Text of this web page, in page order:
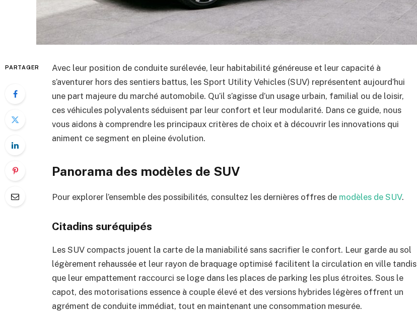
PARTAGER
Avec leur position de conduite surélevée, leur habitabilité généreuse et leur capacité à
s’aventurer hors des sentiers battus, les Sport Utility Vehicles (SUV) représentent aujourd’hui
une part majeure du marché automobile. Qu’il s’agisse d’un usage urbain, familial ou de loisir,
ces véhicules polyvalents séduisent par leur confort et leur modularité. Dans ce guide, nous
vous aidons à comprendre les principaux critères de choix et à découvrir les innovations qui
animent ce segment en pleine évolution.
Panorama des modèles de SUV
Pour explorer l’ensemble des possibilités, consultez les dernières offres de modèles de SUV.
Citadins suréquipés
Les SUV compacts jouent la carte de la maniabilité sans sacrifier le confort. Leur garde au sol
légèrement rehaussée et leur rayon de braquage optimisé facilitent la circulation en ville tandis
que leur empattement raccourci se loge dans les places de parking les plus étroites. Sous le
capot, des motorisations essence à couple élevé et des versions hybrides légères offrent un
agrément de conduite immédiat, tout en maintenant une consommation mesurée.